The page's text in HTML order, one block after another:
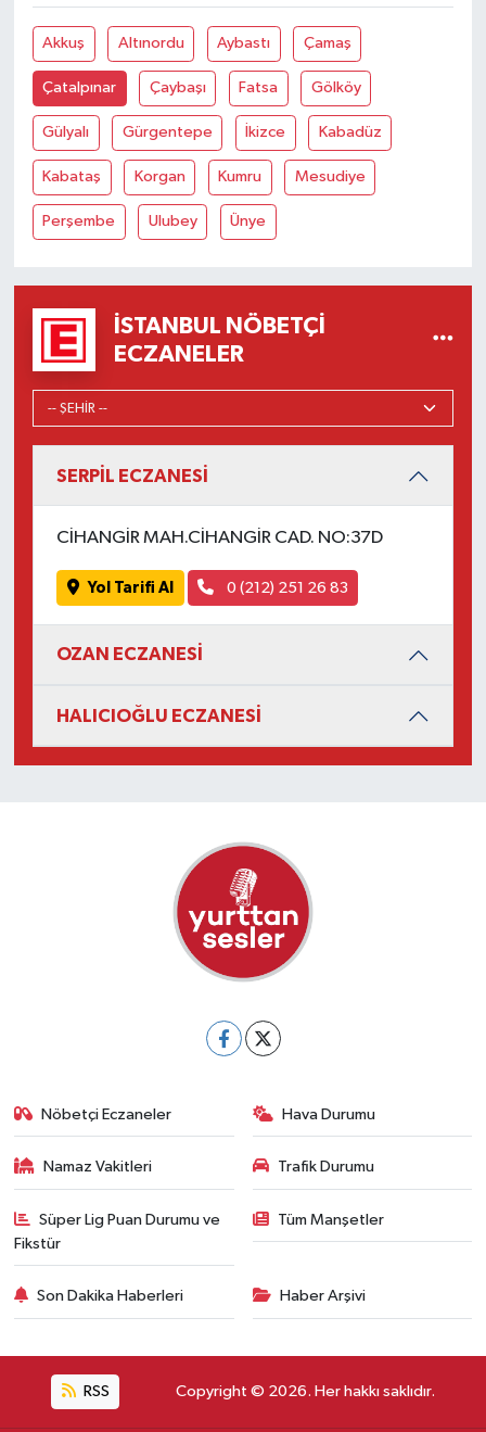
Akkuş Altınordu Aybastı Çamaş
Çatalpınar Çaybaşı Fatsa Gölköy
Gülyalı Gürgentepe İkizce Kabadüz
Kabataş Korgan Kumru Mesudiye
Perşembe Ulubey Ünye
İSTANBUL NÖBETÇI
ECZANELER
SERPİL ECZANESİ
CİHANGİR MAH.CİHANGİR CAD. NO:37D
Yol Tarifi Al 0 (212) 251 26 83
OZAN ECZANESİ
HALICIOĞLU ECZANESİ
Nöbetçi Eczaneler Hava Durumu
Namaz Vakitleri Trafik Durumu
Süper Lig Puan Durumu ve
Fikstür
Tüm Manşetler
Son Dakika Haberleri Haber Arşivi
RSS Copyright © 2026. Her hakkı saklıdır.